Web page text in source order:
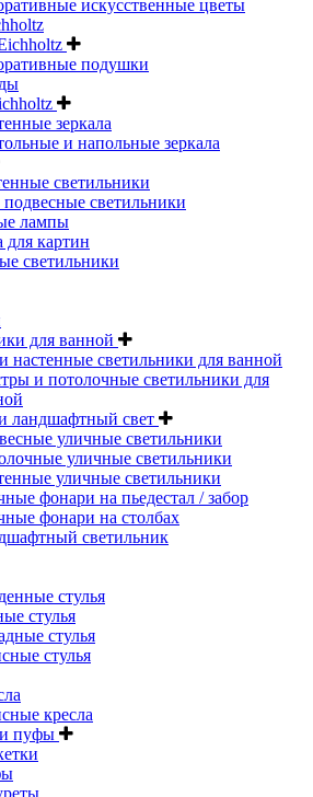
искусственные цветы
подушки
зеркала
и напольные зеркала
светильники
светильники
лампы
для картин
светильники
для ванной
настенные светильники для ванной
и потолочные светильники для
ландшафтный свет
уличные светильники
уличные светильники
уличные светильники
фонари на пьедестал / забор
фонари на столбах
светильник
стулья
стулья
стулья
стулья
кресла
пуфы